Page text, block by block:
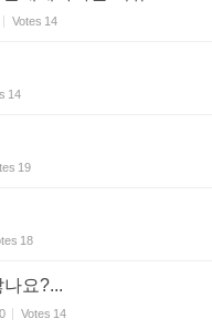
Votes 14
14
19
18
요?...
Votes 14